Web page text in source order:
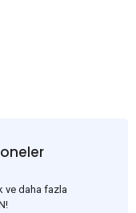
ve daha fazla